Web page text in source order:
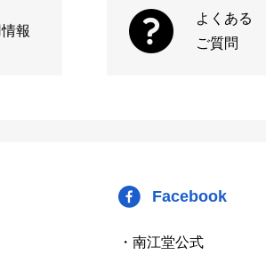
報
よくある
ご質問
Facebook
・南江堂公式